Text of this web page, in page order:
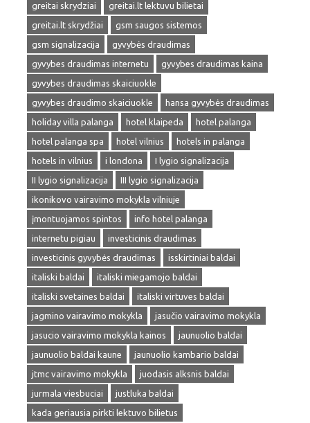
greitai skrydziai
greitai.lt lektuvu bilietai
greitai.lt skrydžiai
gsm saugos sistemos
gsm signalizacija
gyvybės draudimas
gyvybes draudimas internetu
gyvybes draudimas kaina
gyvybes draudimas skaiciuokle
gyvybes draudimo skaiciuokle
hansa gyvybės draudimas
holiday villa palanga
hotel klaipeda
hotel palanga
hotel palanga spa
hotel vilnius
hotels in palanga
hotels in vilnius
i londona
I lygio signalizacija
II lygio signalizacija
III lygio signalizacija
ikonikovo vairavimo mokykla vilniuje
įmontuojamos spintos
info hotel palanga
internetu pigiau
investicinis draudimas
investicinis gyvybės draudimas
isskirtiniai baldai
italiski baldai
italiski miegamojo baldai
italiski svetaines baldai
italiski virtuves baldai
jagmino vairavimo mokykla
jasučio vairavimo mokykla
jasucio vairavimo mokykla kainos
jaunuolio baldai
jaunuolio baldai kaune
jaunuolio kambario baldai
jtmc vairavimo mokykla
juodasis alksnis baldai
jurmala viesbuciai
justluka baldai
kada geriausia pirkti lektuvo bilietus